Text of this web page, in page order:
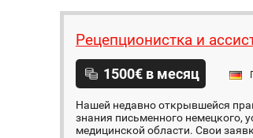
Рецепционистка и
1500€ в месяц
Нашей недавно открывшейся
знания письменного немецкого,
медицинской области. Свои